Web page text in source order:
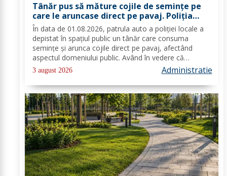
Tânăr pus să măture cojile de seminţe pe
care le aruncase direct pe pavaj. Poliţia
Locală Dorohoi: Respectul față de spațiul
comun trebuie să fie o prioritate pentru
fiecare dintre noi”
În data de 01.08.2026, patrula auto a poliției locale a
depistat în spațiul public un tânăr care consuma
semințe și arunca cojile direct pe pavaj, afectând
aspectul domeniului public. Având în vedere că
prioritatea Poliției Locale este prevenția și educarea
spiritului civic, polițiștii l-au...
3 august 2026 Administratie